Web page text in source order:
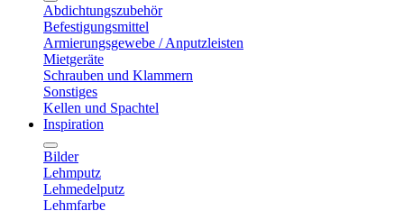
Abdichtungszubehör
Befestigungsmittel
Armierungsgewebe / Anputzleisten
Mietgeräte
Schrauben und Klammern
Sonstiges
Kellen und Spachtel
Inspiration
Bilder
Lehmputz
Lehmedelputz
Lehmfarbe